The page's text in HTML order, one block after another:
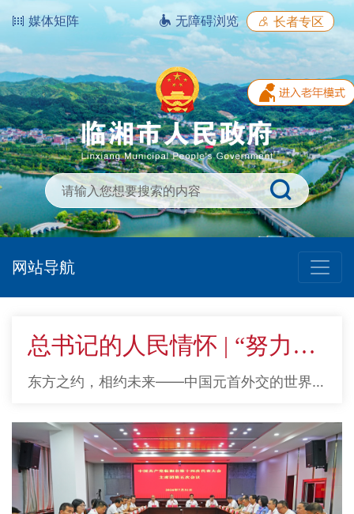
媒体矩阵 无障碍浏览 长者专区
网站导航
总书记的人民情怀 | “努力提升粮食能源资源安全保障能力”
东方之约，相约未来——中国元首外交的世界情怀与大国气派